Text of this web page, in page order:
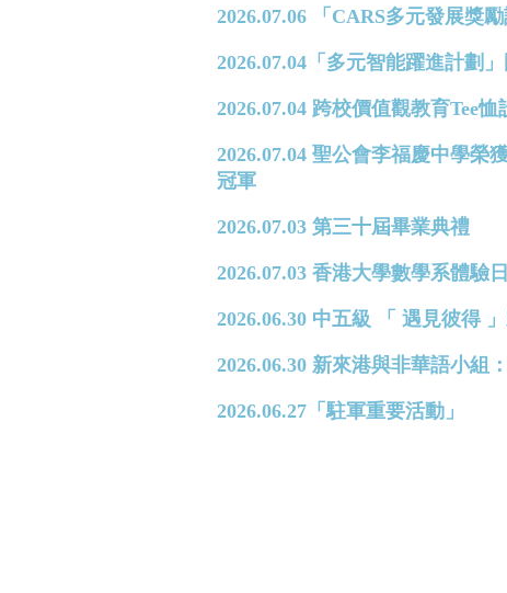
2026.07.06 「CARS多元發展獎
2026.07.04「多元智能躍進計劃
2026.07.04 跨校價值觀教育Tee恤
2026.07.04 聖公會李福慶中學
冠軍
2026.07.03 第三十屆畢業典禮
2026.07.03 香港大學數學系體驗
2026.06.30 中五級 「 遇見彼得
2026.06.30 新來港與非華語小組
2026.06.27「駐軍重要活動」